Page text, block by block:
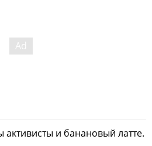
и банановый латте.